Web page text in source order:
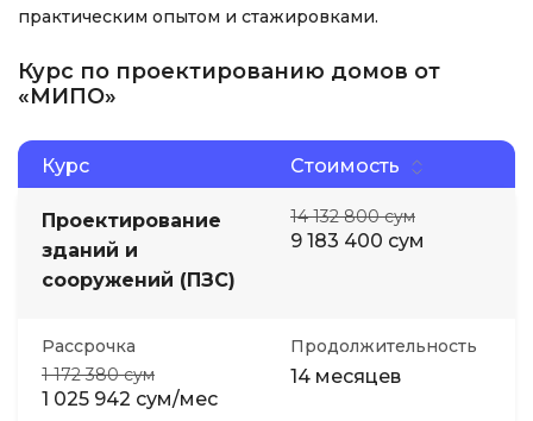
практическим опытом и стажировками.
Курс по проектированию домов от
«МИПО»
Курс Стоимость
Проектирование
зданий и
сооружений (ПЗС)
14 132 800 сум
9 183 400 сум
Рассрочка
1 172 380 сум
1 025 942 сум/мес
Продолжительность
14 месяцев